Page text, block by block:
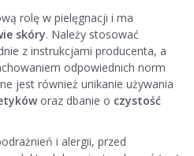
rolę w pielęgnacji i ma
skóry. Należy stosować
z instrukcjami producenta, a
odpowiednich norm
jest również unikanie używania
oraz dbanie o czystość
i alergii, przed